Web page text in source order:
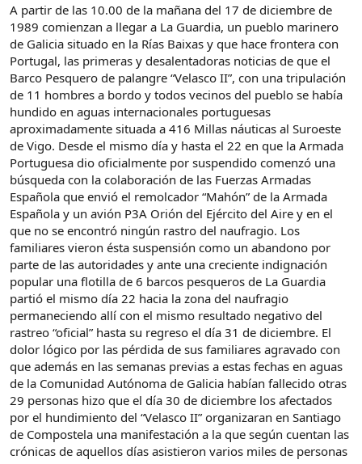
A partir de las 10.00 de la mañana del 17 de diciembre de
1989 comienzan a llegar a La Guardia, un pueblo marinero
de Galicia situado en la Rías Baixas y que hace frontera con
Portugal, las primeras y desalentadoras noticias de que el
Barco Pesquero de palangre “Velasco II”, con una tripulación
de 11 hombres a bordo y todos vecinos del pueblo se había
hundido en aguas internacionales portuguesas
aproximadamente situada a 416 Millas náuticas al Suroeste
de Vigo. Desde el mismo día y hasta el 22 en que la Armada
Portuguesa dio oficialmente por suspendido comenzó una
búsqueda con la colaboración de las Fuerzas Armadas
Española que envió el remolcador “Mahón” de la Armada
Española y un avión P3A Orión del Ejército del Aire y en el
que no se encontró ningún rastro del naufragio. Los
familiares vieron ésta suspensión como un abandono por
parte de las autoridades y ante una creciente indignación
popular una flotilla de 6 barcos pesqueros de La Guardia
partió el mismo día 22 hacia la zona del naufragio
permaneciendo allí con el mismo resultado negativo del
rastreo “oficial” hasta su regreso el día 31 de diciembre. El
dolor lógico por las pérdida de sus familiares agravado con
que además en las semanas previas a estas fechas en aguas
de la Comunidad Autónoma de Galicia habían fallecido otras
29 personas hizo que el día 30 de diciembre los afectados
por el hundimiento del “Velasco II” organizaran en Santiago
de Compostela una manifestación a la que según cuentan las
crónicas de aquellos días asistieron varios miles de personas